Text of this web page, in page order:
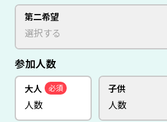
第二希望
参加人数
大人 必須 子供